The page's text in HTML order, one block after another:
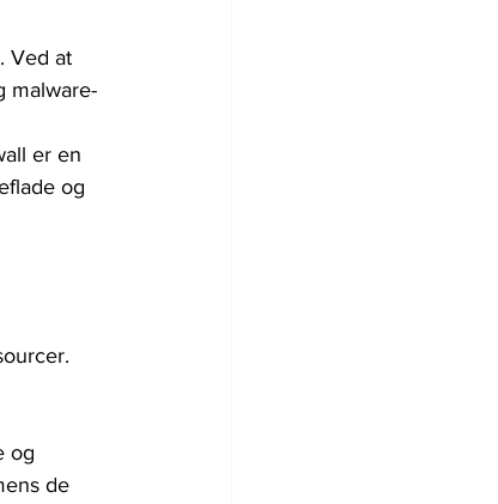
Ved at
malware-
er en
og
og
de